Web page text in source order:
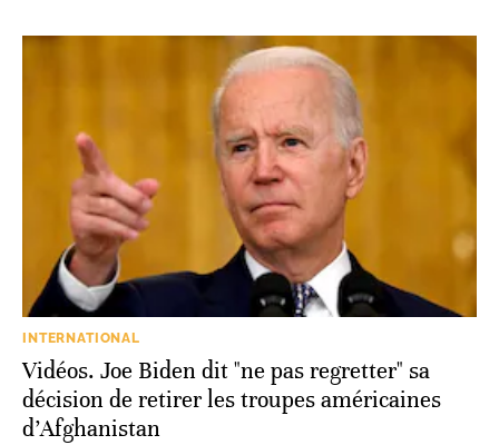
INTERNATIONAL
Vidéos. Joe Biden dit "ne pas regretter" sa
décision de retirer les troupes américaines
d’Afghanistan